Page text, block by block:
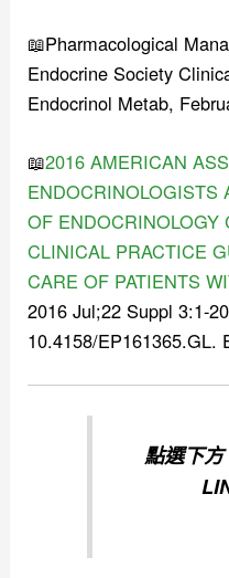
📖Pharmacological
Endocrine Society
Endocrinol Metab,
📖2016 AMERICAN
ENDOCRINOLOGISTS
OF ENDOCRINOLOGY
CLINICAL PRACTICE
CARE OF PATIENTS
2016 Jul;22 Suppl 3:1-
10.4158/EP161365.GL.
點選下